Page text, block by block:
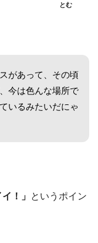
とむ
があって、その頃
今は色んな場所で
いるみたいだにゃ
！」 というポイン